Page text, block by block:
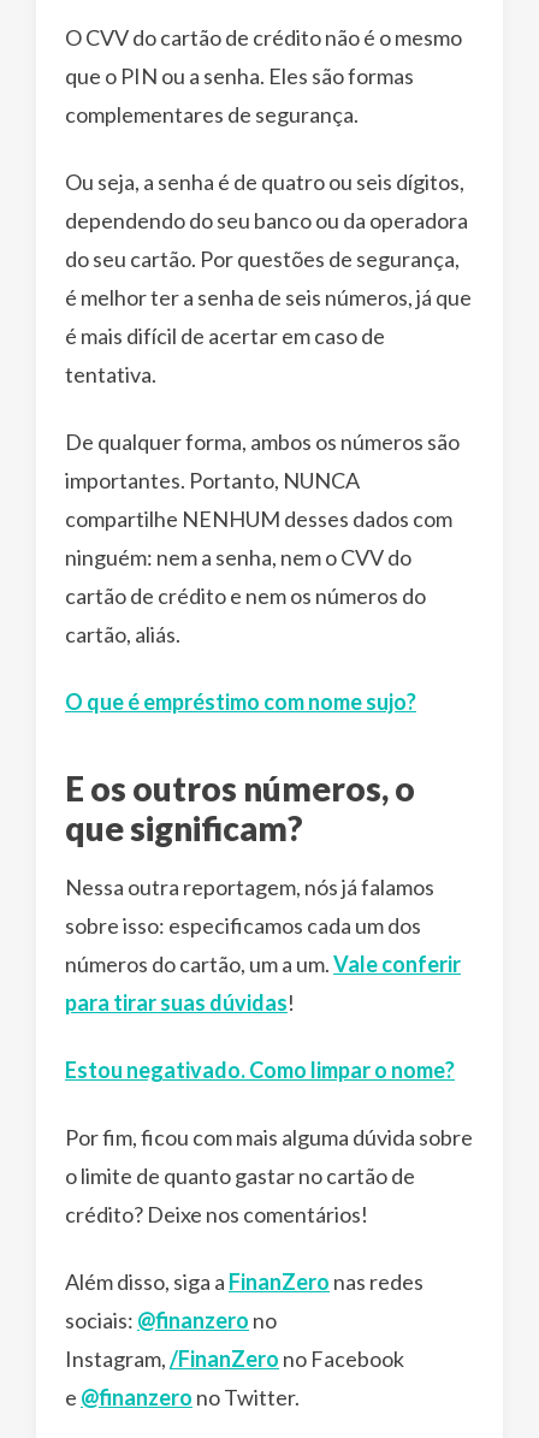
O CVV do cartão de crédito não é o mesmo
que o PIN ou a senha. Eles são formas
complementares de segurança.
Ou seja, a senha é de quatro ou seis dígitos,
dependendo do seu banco ou da operadora
do seu cartão. Por questões de segurança,
é melhor ter a senha de seis números, já que
é mais difícil de acertar em caso de
tentativa.
De qualquer forma, ambos os números são
importantes. Portanto, NUNCA
compartilhe NENHUM desses dados com
ninguém: nem a senha, nem o CVV do
cartão de crédito e nem os números do
cartão, aliás.
O que é empréstimo com nome sujo?
E os outros números, o
que significam?
Nessa outra reportagem, nós já falamos
sobre isso: especificamos cada um dos
números do cartão, um a um.Vale conferir
para tirar suas dúvidas!
Estou negativado. Como limpar o nome?
Por fim, ficou com mais alguma dúvida sobre
o limite de quanto gastar no cartão de
crédito? Deixe nos comentários!
Além disso, siga a FinanZero nas redes
sociais: @finanzero no
Instagram,/FinanZero no Facebook
e @finanzero no Twitter.